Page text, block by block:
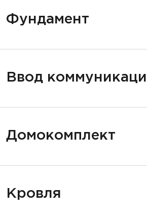
Фундамент
Ввод
Домокомплект
Кровля